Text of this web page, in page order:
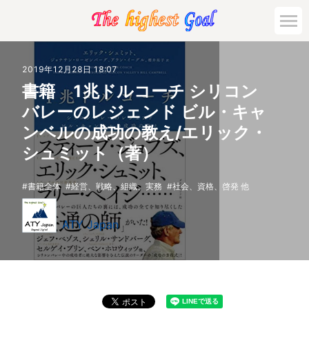
2019年12月28日 18:07
書籍 1兆ドルコーチ シリコン
バレーのレジェンド ビル・キャ
ンベルの成功の教え/エリック・
シュミット（著）
書籍全体 経営、戦略、組織、実務 社会、資格、啓発 他
ATY Japan